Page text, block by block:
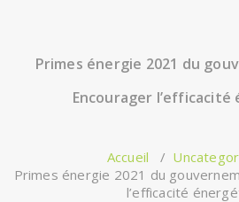
Primes énergie 2021 du
Encourager
Accueil /
Primes énergie 2021 du
l’efficacité